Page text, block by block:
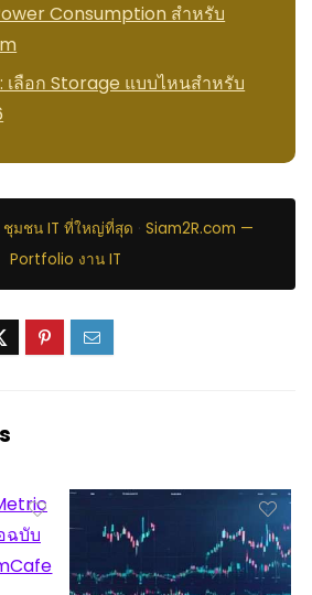
Consumption สำหรับ
เลือก Storage แบบไหนสำหรับ
มชน IT ที่ใหญ่ที่สุด · Siam2R.com —
Portfolio งาน IT